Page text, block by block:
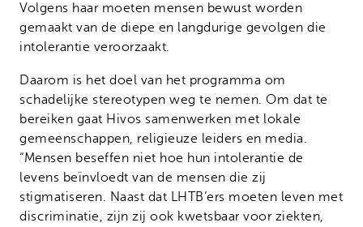
Volgens haar moeten mensen bewust worden
gemaakt van de diepe en langdurige gevolgen die
intolerantie veroorzaakt.
Daarom is het doel van het programma om
schadelijke stereotypen weg te nemen. Om dat te
bereiken gaat Hivos samenwerken met lokale
gemeenschappen, religieuze leiders en media.
“Mensen beseffen niet hoe hun intolerantie de
levens beïnvloedt van de mensen die zij
stigmatiseren. Naast dat LHTB’ers moeten leven met
discriminatie, zijn zij ook kwetsbaar voor ziekten,